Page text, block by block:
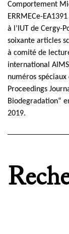
Comportement
ERRMECe-
à l’IUT de Cergy-
soixante articles
à comité de
international
numéros
Proceedings
Biodegradation“
2019.